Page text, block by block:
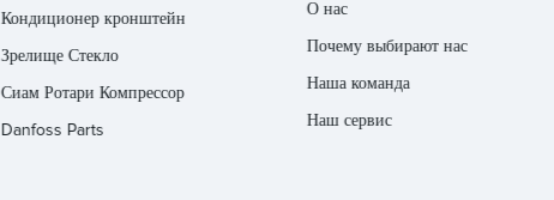
Кондиционер кронштейн
Зрелище Стекло
Сиам Ротари Компрессор
Danfoss Parts
О нас
Почему выбирают нас
Наша команда
Наш сервис